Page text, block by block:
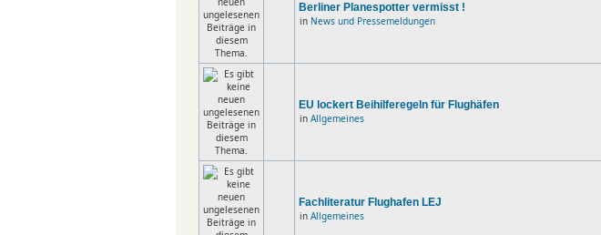
Berliner Planespotter vermisst !
in News und Pressemeldungen
EU lockert Beihilferegeln für Flughäfen
in Allgemeines
Fachliteratur Flughafen LEJ
in Allgemeines